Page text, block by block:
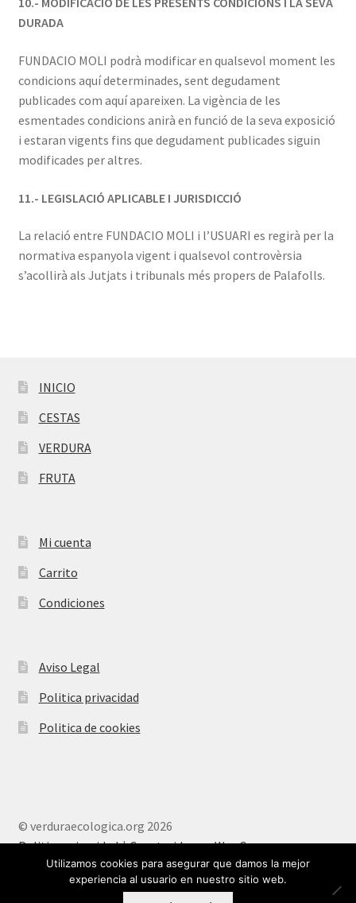
DURADA
FUNDACIO MOLI podrà modificar en qualsevol moment les
condicions aquí determinades, sent degudament
publicades com aquí apareixen. La vigència de les
esmentades condicions anirà en funció de la seva exposició
i estaran vigents fins que degudament publicades siguin
modificades per altres.
11.- LEGISLACIÓ APLICABLE I JURISDICCIÓ
La relació entre FUNDACIO MOLI i l’USUARI es regirà per la
normativa espanyola vigent i qualsevol controvèrsia
s’acollirà als Jutjats i tribunals més propers de Palafolls.
INICIO
CESTAS
VERDURA
FRUTA
Mi cuenta
Carrito
Condiciones
Aviso Legal
Politica privacidad
Politica de cookies
© verduraecologica.org 2026
Politica privacidad
Construido con WooCommerce.
Utilizamos cookies para asegurar que damos la mejor
experiencia al usuario en nuestro sitio web.